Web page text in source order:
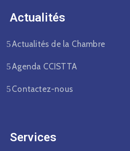
Actualités​
Actualités de la Chambre
Agenda CCISTTA
Contactez-nous
Services